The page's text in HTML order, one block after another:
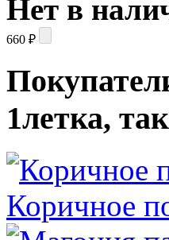
Нет в
660 ₽
1летка,
Коричное